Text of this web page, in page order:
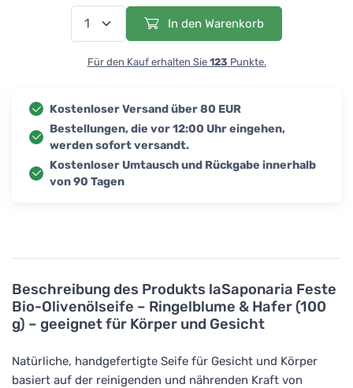
Beschreibung des Produkts laSaponaria Feste
Bio-Olivenölseife – Ringelblume & Hafer (100
g) – geeignet für Körper und Gesicht
Natürliche, handgefertigte Seife für Gesicht und Körper
basiert auf der reinigenden und nährenden Kraft von
In den Warenkorb
Für den Kauf erhalten Sie 123 Punkte.
Kostenloser Versand über 80 EUR
Bestellungen, die vor 12:00 Uhr eingehen,
werden sofort versandt.
Kostenloser Umtausch und Rückgabe innerhalb
von 90 Tagen